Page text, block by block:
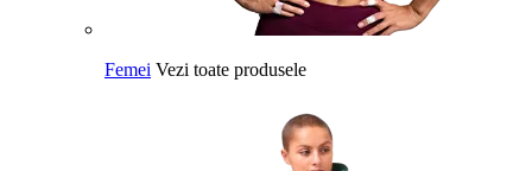
Femei Vezi toate produsele